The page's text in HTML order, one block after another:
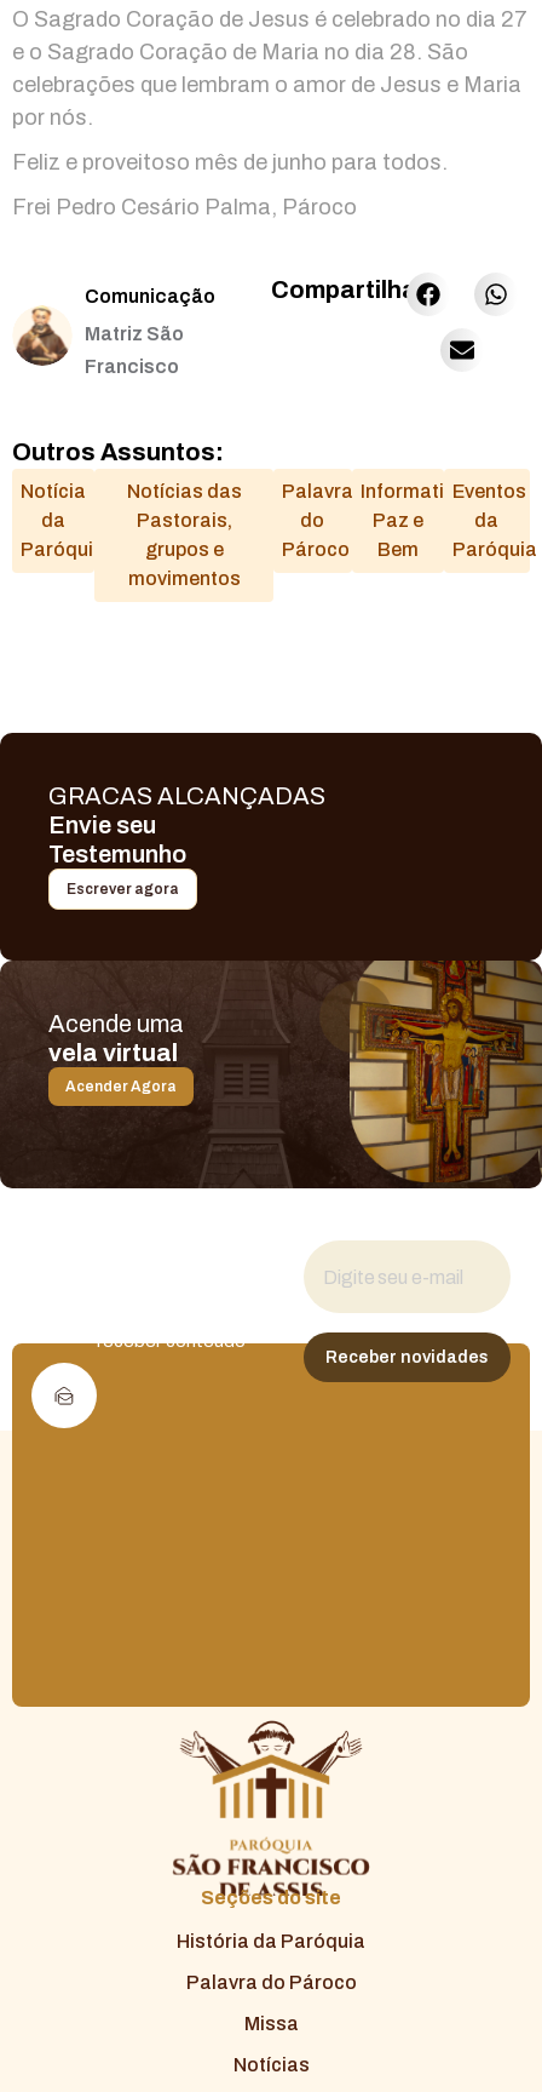
O Sagrado Coração de Jesus é celebrado no dia 27
e o Sagrado Coração de Maria no dia 28. São
celebrações que lembram o amor de Jesus e Maria
por nós.
Feliz e proveitoso mês de junho para todos.
Frei Pedro Cesário Palma, Pároco
Comunicação
Matriz São
Francisco
Compartilhar:
Outros Assuntos:
Notícia
da
Paróquia
Notícias das
Pastorais,
grupos e
movimentos
Palavra
do
Pároco
Informativo
Paz e
Bem
Eventos
da
Paróquia
GRACAS ALCANÇADAS
Envie seu
Testemunho
Escrever agora
Acende uma
vela virtual
Acender Agora
receber conteúdo
Seções do site
História da Paróquia
Palavra do Pároco
Missa
Notícias